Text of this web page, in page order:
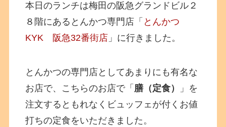
本日のランチは梅田の阪急グランドビル２
８階にあるとんかつ専門店「 とんかつ
KYK 阪急32番街店 」に行きました。
とんかつの専門店としてあまりにも有名な
お店で、こちらのお店で「 膳（定食）
」を
注文するともれなくビュッフェが付くお値
打ちの定食をいただきました。